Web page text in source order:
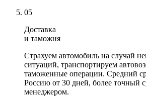
05
Доставка
и таможня
Страхуем автомобиль на случай
ситуаций, транспортируем
таможенные операции. Средний
Россию от 30 дней, более точный
менеджером.